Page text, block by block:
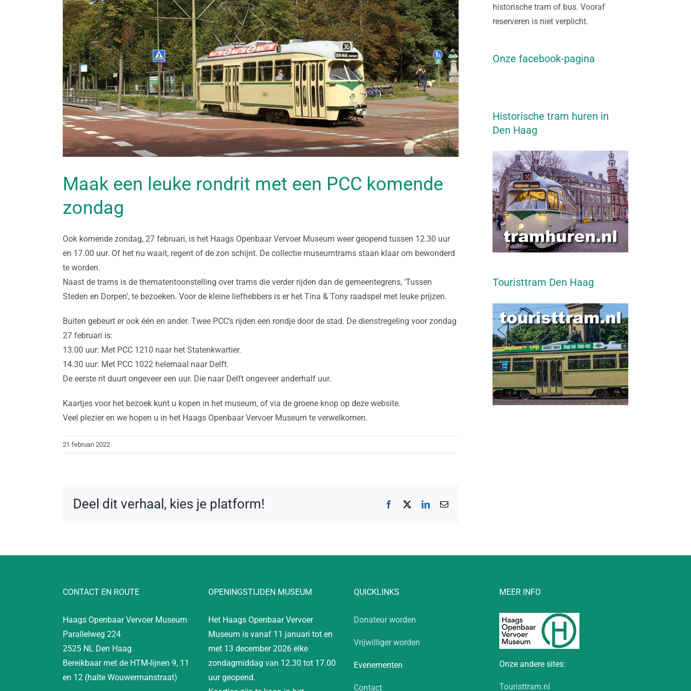
Maak een leuke rondrit met een PCC komende
zondag
Ook komende zondag, 27 februari, is het Haags Openbaar Vervoer Museum weer geopend tussen 12.30 uur
en 17.00 uur. Of het nu waait, regent of de zon schijnt. De collectie museumtrams staan klaar om bewonderd
te worden.
Naast de trams is de thematentoonstelling over trams die verder rijden dan de gemeentegrens, ‘Tussen
Steden en Dorpen’, te bezoeken. Voor de kleine liefhebbers is er het Tina & Tony raadspel met leuke prijzen.
Buiten gebeurt er ook één en ander. Twee PCC’s rijden een rondje door de stad. De dienstregeling voor zondag
27 februari is:
13.00 uur: Met PCC 1210 naar het Statenkwartier.
14.30 uur: Met PCC 1022 helemaal naar Delft.
De eerste rit duurt ongeveer een uur. Die naar Delft ongeveer anderhalf uur.
Kaartjes voor het bezoek kunt u kopen in het museum, of via de groene knop op deze website.
Veel plezier en we hopen u in het Haags Openbaar Vervoer Museum te verwelkomen.
21 februari 2022
Deel dit verhaal, kies je platform! Facebook LinkedIn
E-
historische tram of bus. Vooraf
reserveren is niet verplicht.
Onze facebook-pagina
Historische tram huren in
Den Haag
Touristtram Den Haag
CONTACT EN ROUTE
Haags Openbaar Vervoer Museum
Parallelweg 224
2525 NL Den Haag
Bereikbaar met de HTM-lijnen 9, 11
en 12 (halte Wouwermanstraat)
OPENINGSTIJDEN MUSEUM
Het Haags Openbaar Vervoer
Museum is vanaf 11 januari tot en
met 13 december 2026 elke
zondagmiddag van 12.30 tot 17.00
uur geopend.
QUICKLINKS
Donateur worden
Vrijwilliger worden
Evenementen
Contact
MEER INFO
Onze andere sites:
Touristtram.nl